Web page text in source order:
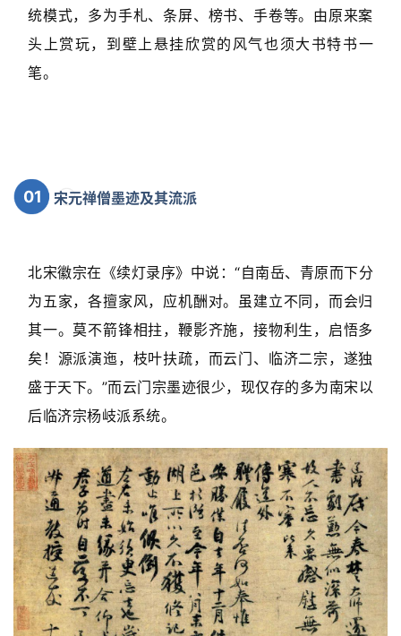
艺
讯
法
征
稿
学
术
研
究
法
书
欣
赏
统模式，多为手札、条屏、榜书、手卷等。由原来案
头上赏玩，到壁上悬挂欣赏的风气也须大书特书一
笔。
01 宋元禅僧墨迹及其流派
北宋徽宗在《续灯录序》中说：“自南岳、青原而下分
为五家，各擅家风，应机酬对。虽建立不同，而会归
其一。莫不箭锋相拄，鞭影齐施，接物利生，启悟多
矣！源派演迤，枝叶扶疏，而云门、临济二宗，遂独
盛于天下。”而云门宗墨迹很少，现仅存的多为南宋以
后临济宗杨岐派系统。